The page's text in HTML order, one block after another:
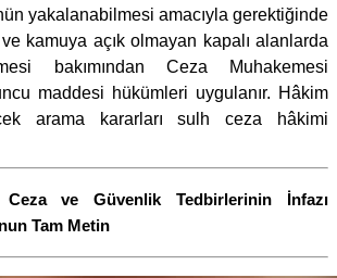
yakalanabilmesi amacıyla gerektiğinde
kamuya açık olmayan kapalı alanlarda
bakımından Ceza Muhakemesi
maddesi hükümleri uygulanır. Hâkim
arama kararları sulh ceza hâkimi
Ceza ve Güvenlik Tedbirlerinin İnfazı
Tam Metin